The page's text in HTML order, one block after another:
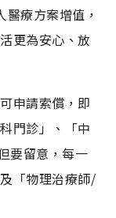
療方案增值，
更為安心、放
申請索償，即
門診」、「中
要留意，每一
「物理治療師/